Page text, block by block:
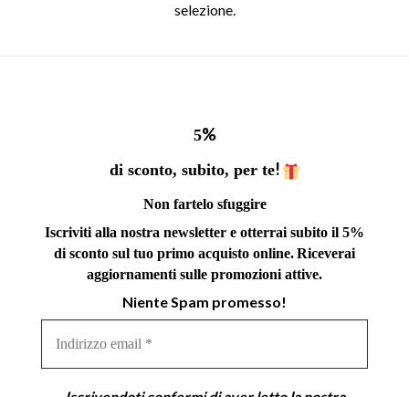
selezione.
5%
di sconto, subito, per te!
Non fartelo sfuggire
Iscriviti alla nostra newsletter e otterrai subito il 5%
di sconto sul tuo primo acquisto online.Riceverai
aggiornamenti sulle promozioni attive.
Niente Spam promesso!
email